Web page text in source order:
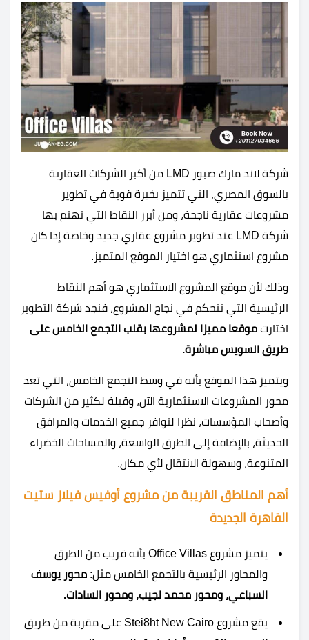
شركة لاند مارك صبور LMD من أكبر الشركات العقارية
بالسوق المصري، التي تتميز بخبرة قوية في تطوير
مشروعات عقارية ناجحة، ومن أبرز النقاط التي تهتم بها
شركة LMD عند تطوير مشروع عقاري جديد وخاصة إذا كان
مشروع استثماري هو اختيار الموقع المتميز.
وذلك لأن موقع المشروع الاستثماري هو أهم النقاط
الرئيسية التي تتحكم في نجاح المشروع، فنجد شركة التطوير
اختارت موقعا مميزا لمشروعها بقلب التجمع الخامس على
طريق السويس مباشرة.
ويتميز هذا الموقع بأنه في وسط التجمع الخامس، التي تعد
محور المشروعات الاستثمارية الآن، وقبلة لكثير من الشركات
وأصحاب المؤسسات، نظرا لتوافر جميع الخدمات والمرافق
الحديثة، بالإضافة إلى الطرق الواسعة، والمساحات الخضراء
المتنوعة، وسهولة الانتقال لأي مكان.
أهم المناطق القريبة من مشروع أوفيس فيلاز ستيت
القاهرة الجديدة
يتميز مشروع Office Villas بأنه قريب من الطرق
والمحاور الرئيسية بالتجمع الخامس مثل: محور يوسف
السباعي، ومحور محمد نجيب، ومحور السادات.
يقع مشروع Stei8ht New Cairo على مقربة من طريق